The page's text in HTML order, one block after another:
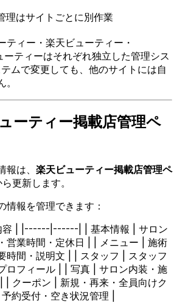
理はサイトごとに別作業
ティー・楽天ビューティー・
ティーはそれぞれ独立した管理シス
ムで変更しても、他のサイトには自
ーティー掲載店管理ペ
は、 楽天ビューティー掲載店管理ペ
更新します。
情報を管理できます：
容 | |------|------| | 基本情報 | サロン
営業時間・定休日 | | メニュー | 施術
時間・説明文 | | スタッフ | スタッフ
ロフィール | | 写真 | サロン内装・施
| クーポン | 新規・再来・全員向けク
約受付・空き状況管理 |